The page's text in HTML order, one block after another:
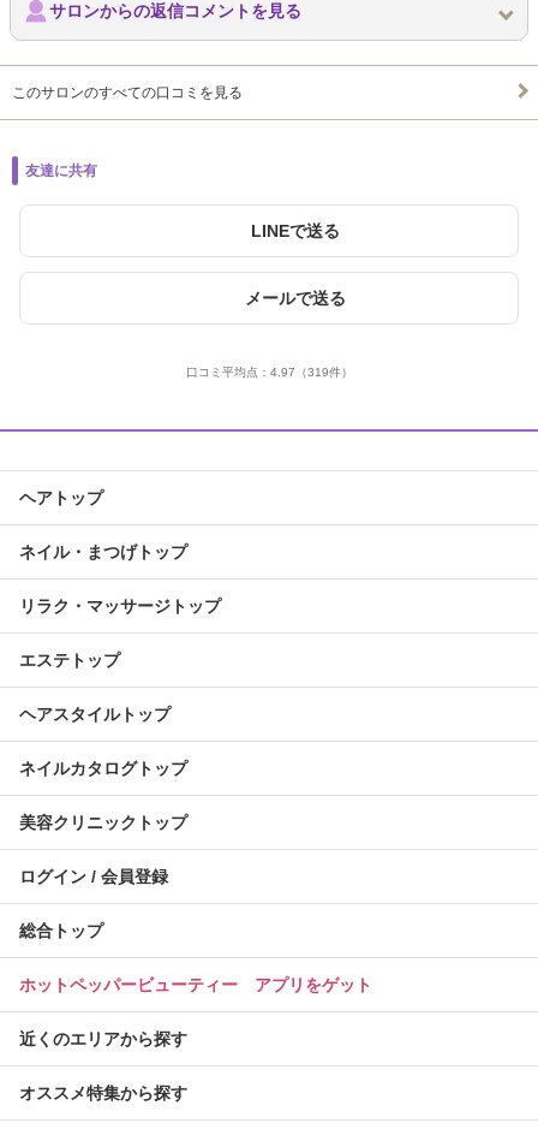
サロンからの返信コメントを見る
このサロンのすべての口コミを見る
友達に共有
LINEで送る
メールで送る
口コミ平均点： 4.97 （319件）
ヘアトップ
ネイル・まつげトップ
リラク・マッサージトップ
エステトップ
ヘアスタイルトップ
ネイルカタログトップ
美容クリニックトップ
ログイン / 会員登録
総合トップ
ホットペッパービューティー アプリをゲット
近くのエリアから探す
オススメ特集から探す